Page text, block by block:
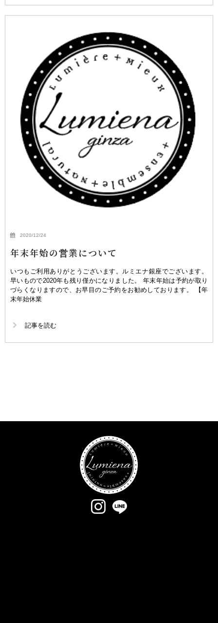
2020/12/24
年末年始の営業について
いつもご利用ありがとうございます。ルミエナ銀座でございます。
早いもので2020年も残り僅かになりました。 年末年始は予約が取り
づらくなりますので、お早目のご予約をお勧めしております。 【年
末年始休業
記事を読む